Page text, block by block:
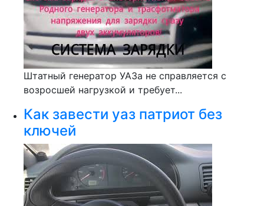
Штатный генератор УАЗа не справляется с
возросшей нагрузкой и требует...
Как завести уаз патриот без
ключей